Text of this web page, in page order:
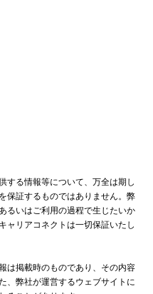
する情報等について、万全は期し
保証するものではありません。弊
るいはご利用の過程で生じたいか
ャリアコネクトは一切保証いたし
は掲載時のものであり、その内容
、弊社が運営するウェブサイトに